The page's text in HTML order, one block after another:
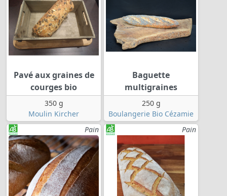
Pavé aux graines de
courges bio
350 g
Moulin Kircher
Baguette
multigraines
250 g
Boulangerie Bio Cézamie
Pain
Pain